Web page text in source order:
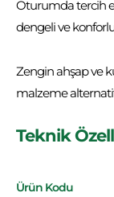
Oturumda tercih
dengeli ve
Zengin ahşap ve
malzeme
Teknik
Ürün Kodu